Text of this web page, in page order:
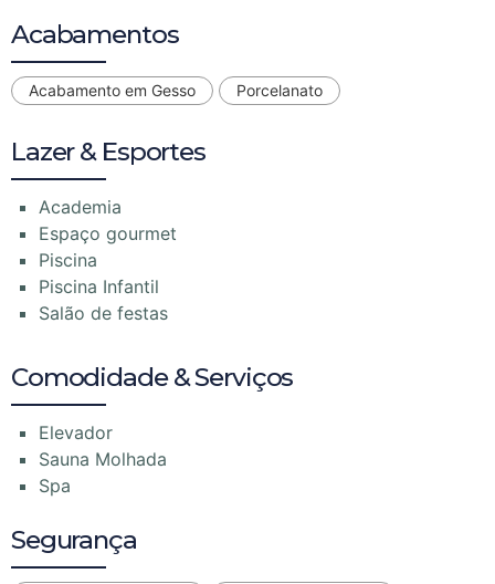
Acabamentos
Acabamento em Gesso Porcelanato
Lazer & Esportes
Academia
Espaço gourmet
Piscina
Piscina Infantil
Salão de festas
Comodidade & Serviços
Elevador
Sauna Molhada
Spa
Segurança